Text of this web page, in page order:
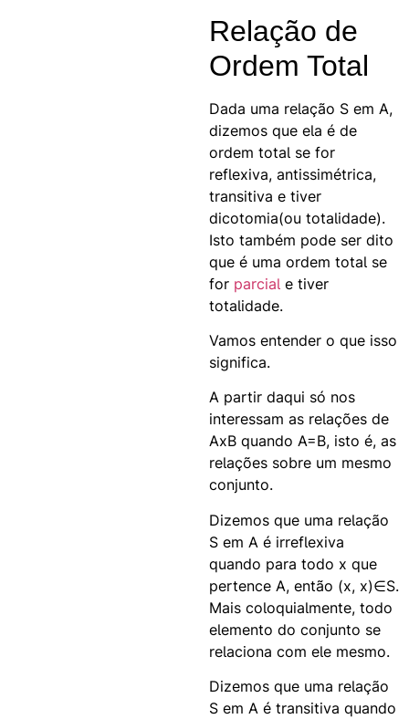
Relação de
Ordem Total
Dada uma relação S em A,
dizemos que ela é de
ordem total se for
reflexiva, antissimétrica,
transitiva e tiver
dicotomia(ou totalidade).
Isto também pode ser dito
que é uma ordem total se
for parcial e tiver
totalidade.
Vamos entender o que isso
significa.
A partir daqui só nos
interessam as relações de
AxB quando A=B, isto é, as
relações sobre um mesmo
conjunto.
Dizemos que uma relação
S em A é irreflexiva
quando para todo x que
pertence A, então (x, x)∈S.
Mais coloquialmente, todo
elemento do conjunto se
relaciona com ele mesmo.
Dizemos que uma relação
S em A é transitiva quando